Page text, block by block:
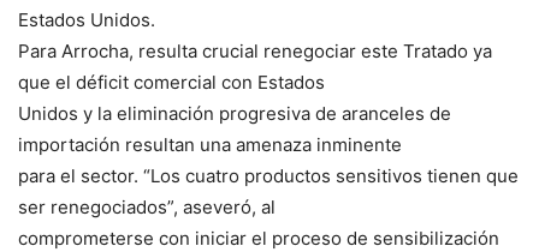
Estados Unidos.
Para Arrocha, resulta crucial renegociar este Tratado ya
que el déficit comercial con Estados
Unidos y la eliminación progresiva de aranceles de
importación resultan una amenaza inminente
para el sector. “Los cuatro productos sensitivos tienen que
ser renegociados”, aseveró, al
comprometerse con iniciar el proceso de sensibilización